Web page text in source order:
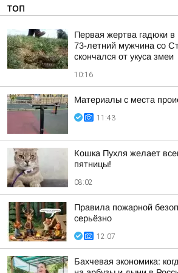
ТОП
Первая жертва гадюки в
73-летний мужчина со
скончался от укуса змеи
10:16
Материалы с места
11:43
Кошка Пухля желает
пятницы!
08:02
Правила пожарной
серьёзно
12:07
Бахчевая экономика: